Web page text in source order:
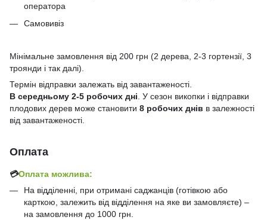
оператора
Самовивіз
Мінімальне замовлення від 200 грн (2 дерева, 2-3 гортензії, 3
троянди і так далі).
Термін відправки залежать від завантаженості.
В середньому 2-5 робочих дні . У сезон викопки і відправки
плодових дерев може становити 8 робочих днів в залежності
від завантаженості.
Оплата
💳Оплата можлива:
На відділенні, при отримані саджанців (готівкою або
карткою, залежить від відділення на яке ви замовляєте) –
на замовлення до 1000 грн.